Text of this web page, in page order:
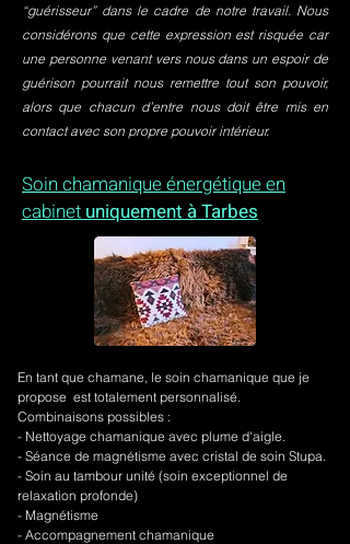
“guérisseur” dans le cadre de notre travail. Nous
considérons que cette expression est risquée car
une personne venant vers nous dans un espoir de
guérison pourrait nous remettre tout son pouvoir,
alors que chacun d’entre nous doit être mis en
contact avec son propre pouvoir intérieur.
Soin chamanique énergétique en
cabinet uniquement à Tarbes
En tant que chamane, le soin chamanique que je
propose est totalement personnalisé.
Combinaisons possibles :
- Nettoyage chamanique avec plume d'aigle.
- Séance de magnétisme avec cristal de soin Stupa.
- Soin au tambour unité (soin exceptionnel de
relaxation profonde)
- Magnétisme
- Accompagnement chamanique